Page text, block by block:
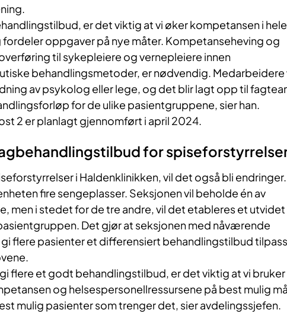
er det viktig at vi øker kompetansen i hele
fordeler oppgaver på nye måter. Kompetanseheving og
til sykepleiere og vernepleiere innen
behandlingsmetoder, er nødvendig. Medarbeidere
av psykolog eller lege, og det blir lagt opp til
for de ulike pasientgruppene, sier han.
2 er planlagt gjennomført i april 2024.
for
i Haldenklinikken, vil det også bli endringer.
fire sengeplasser. Seksjonen vil beholde én av
men i stedet for de tre andre, vil det etableres et utvidet
Det gjør at seksjonen med nåværende
gi flere pasienter et differensiert behandlingstilbud
gi flere et godt behandlingstilbud, er det viktig at vi bruker
og helsespersonellressursene på best mulig
mulig pasienter som trenger det, sier avdelingssjefen.